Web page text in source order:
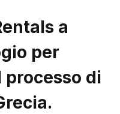
a
per
di